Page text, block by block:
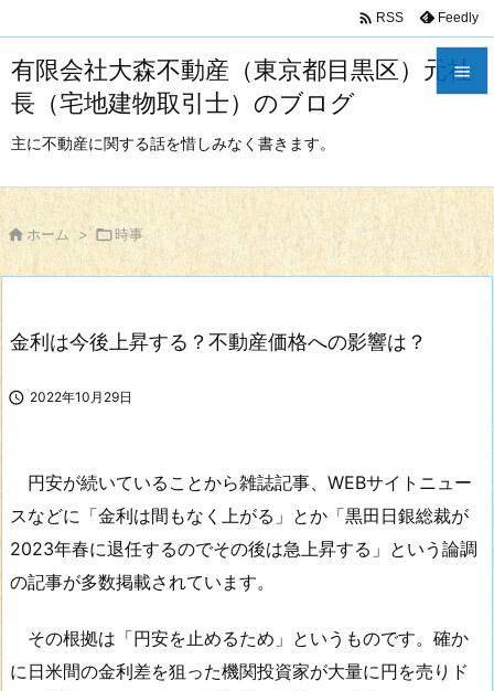
有限会社大森不動産（東京都目黒区）元社
長（宅地建物取引士）のブログ
主に不動産に関する話を惜しみなく書きます。

サイド

前へ
 RSS Feedly
 ホーム > 時事
金利は今後上昇する？不動産価格への影響は？
 2022年10月29日
円安が続いていることから雑誌記事、WEBサイトニュー
スなどに「金利は間もなく上がる」とか「黒田日銀総裁が
2023年春に退任するのでその後は急上昇する」という論調
の記事が多数掲載されています。
その根拠は「円安を止めるため」というものです。確か
に日米間の金利差を狙った機関投資家が大量に円を売りド